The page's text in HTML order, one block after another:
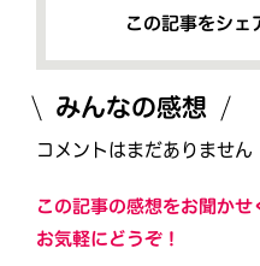
この記事をシェ
みんなの感想
コメントはまだありません
この記事の感想をお聞かせ
お気軽にどうぞ！